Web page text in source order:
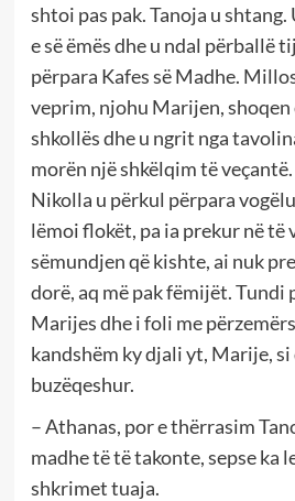
shtoi pas pak. Tanoja u shtang.
e së ëmës dhe u ndal përballë
përpara Kafes së Madhe.
veprim, njohu Marijen, shoqen
shkollës dhe u ngrit nga
morën një shkëlqim të
Nikolla u përkul përpara
lëmoi flokët, pa ia prekur në të
sëmundjen që kishte, ai nuk
dorë, aq më pak fëmijët. Tundi
Marijes dhe i foli me
kandshëm ky djali yt, Marije, si
buzëqeshur.
– Athanas, por e thërrasim
madhe të të takonte, sepse ka
shkrimet tuaja.